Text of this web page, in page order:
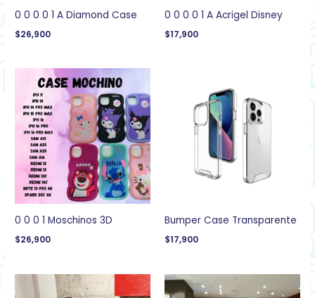
0 0 0 0 1 A Diamond Case
$26,900
0 0 0 0 1 A Acrigel Disney
$17,900
0 0 0 1 Moschinos 3D
$26,900
Bumper Case Transparente
$17,900